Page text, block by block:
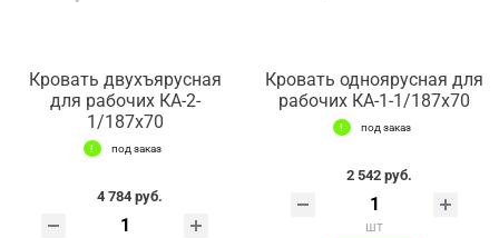
Кровать двухъярусная
для рабочих КА-2-
1/187х70
под заказ
4 784 руб.
Кровать одноярусная для
рабочих КА-1-1/187х70
под заказ
2 542 руб.
шт